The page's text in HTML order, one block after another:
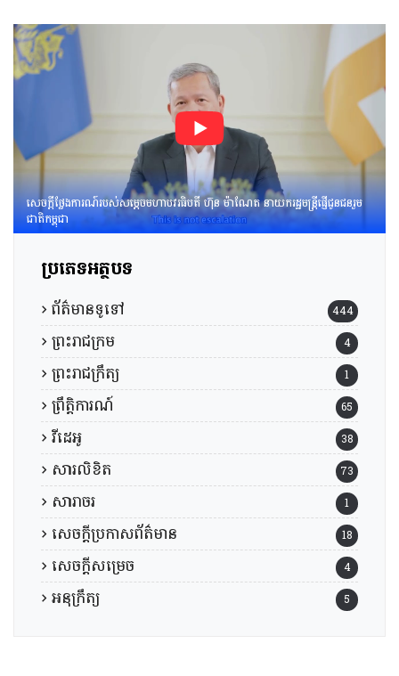
ប្រធានក្រុមទី២នៃក្រុមប្រឹក្សាអ្នក
ច្បាប់ និងឯកឧត្ដម នៅ ប៉ោនន័រ
អនុប្រធាននិងជាប្រធាន
ក្រុមទី១នៃក្រុមប្រឹក្សាសេដ្ឋកិច្ច
សង្គមកិច្ច និងវប្បធម៌ ដើម្បីពិនិត្យ
និងពិភាក្សាលើ​«សេចក្ដីព្រាង
អនុក្រឹត្យស្ដីពី​ការគ្រប់គ្រង
អាកាសយានគ្មាន
មនុស្សបើក(ដ្រូន)»។
សេចក្តីថ្លែងការណ៍របស់សម្តេចមហាបវរធិបតី ហ៊ុន ម៉ាណែត នាយករដ្ឋមន្រ្តីផ្ញើជូនជនរួម
ជាតិកម្ពុជា
ប្រភេទអត្ថបទ
ព័ត៌មានទូទៅ 444
ព្រះរាជក្រម 4
ព្រះរាជក្រឹត្យ 1
ព្រឹត្តិការណ៍ 65
វីដេអូ 38
សារលិខិត 73
សារាចរ 1
សេចក្តីប្រកាសព័ត៌មាន 18
សេចក្តីសម្រេច 4
អនុក្រឹត្យ 5